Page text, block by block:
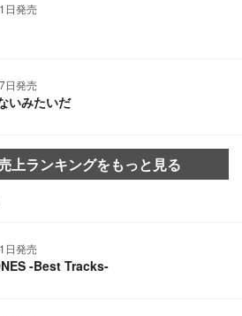
日発売
日発売
いみたいだ
上ランキングをもっと見る
日発売
-Best Tracks-